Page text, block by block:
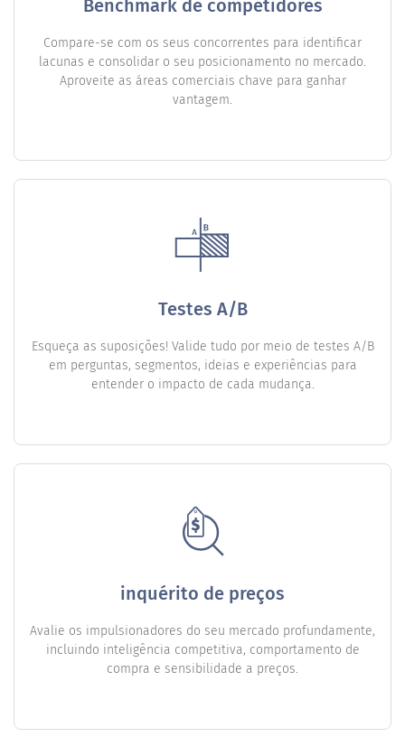
Benchmark de competidores
Compare-se com os seus concorrentes para identificar
lacunas e consolidar o seu posicionamento no mercado.
Aproveite as áreas comerciais chave para ganhar
vantagem.
Testes A/B
Esqueça as suposições! Valide tudo por meio de testes A/B
em perguntas, segmentos, ideias e experiências para
entender o impacto de cada mudança.
inquérito de preços
Avalie os impulsionadores do seu mercado profundamente,
incluindo inteligência competitiva, comportamento de
compra e sensibilidade a preços.